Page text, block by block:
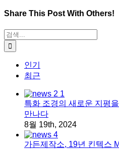
Share This Post With Others!
Facebook
X
Tumblr
Pinterest
이메일
검색:
인기
최근
특화 조경의 새로운 지평
만나다
8월 19th, 2024
가든제작소, 19년 킨텍스